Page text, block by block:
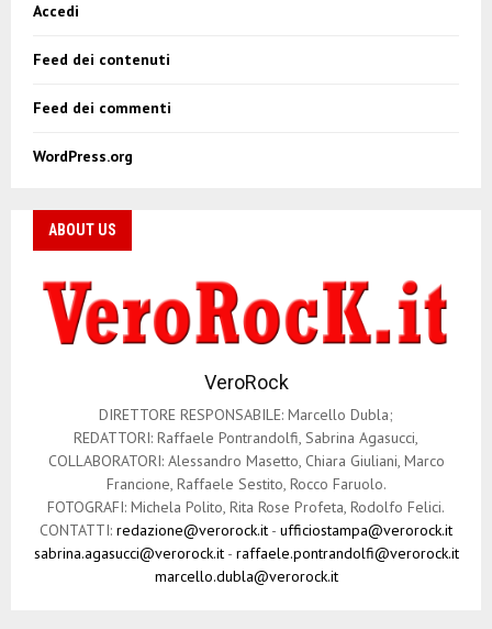
Accedi
Feed dei contenuti
Feed dei commenti
WordPress.org
ABOUT US
VeroRock
DIRETTORE RESPONSABILE: Marcello Dubla;
REDATTORI: Raffaele Pontrandolfi, Sabrina Agasucci,
COLLABORATORI: Alessandro Masetto, Chiara Giuliani, Marco
Francione, Raffaele Sestito, Rocco Faruolo.
FOTOGRAFI: Michela Polito, Rita Rose Profeta, Rodolfo Felici.
CONTATTI: redazione@verorock.it - ufficiostampa@verorock.it
sabrina.agasucci@verorock.it- raffaele.pontrandolfi@verorock.it
marcello.dubla@verorock.it